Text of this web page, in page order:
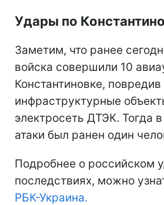
Удары по
Заметим, что ранее
войска совершили 10
Константиновке,
инфраструктурные
электросеть ДТЭК. Тогда в
атаки был ранен один
Подробнее о российском
последствиях, можно
РБК-Украина.